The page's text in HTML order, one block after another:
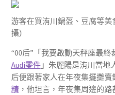
游客在買洧川鍋盔、豆腐等
攝）
“00后”「我要啟動天秤座最終
Audi零件」朱麗陽是洧川當地
后便跟著家人在年夜集擺攤
精，他坦言，年夜集周邊的路